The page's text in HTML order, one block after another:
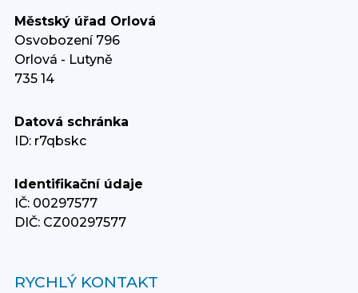
Městský úřad Orlová
Osvobození 796
Orlová - Lutyně
735 14
Datová schránka
ID: r7qbskc
Identifikační údaje
IČ: 00297577
DIČ: CZ00297577
RYCHLÝ KONTAKT